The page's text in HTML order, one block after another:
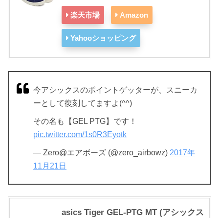
楽天市場 Amazon
Yahooショッピング
今アシックスのポイントゲッターが、スニーカ
ーとして復刻してますよ(^^)
その名も【GEL PTG】です！
pic.twitter.com/1s0R3Eyotk
— Zero@エアボーズ (@zero_airbowz) 2017年
11月21日
asics Tiger GEL-PTG MT (アシックス